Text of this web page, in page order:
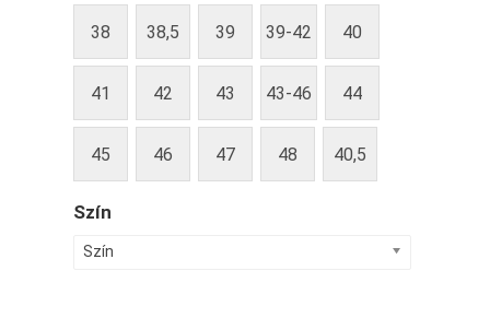
38 38,5 39 39-42 40
41 42 43 43-46 44
45 46 47 48 40,5
Szín
Szín